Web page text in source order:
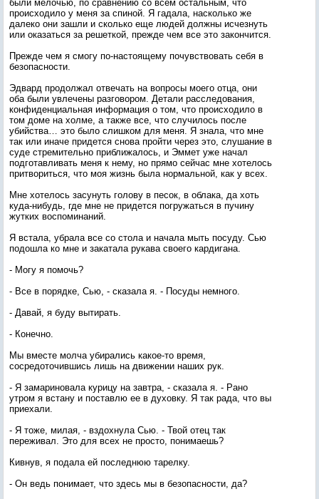
были мелочью, по сравнению со всем остальным, что
происходило у меня за спиной. Я гадала, насколько же
далеко они зашли и сколько еще людей должны исчезнуть
или оказаться за решеткой, прежде чем все это закончится.
Прежде чем я смогу по-настоящему почувствовать себя в
безопасности.
Эдвард продолжал отвечать на вопросы моего отца, они
оба были увлечены разговором. Детали расследования,
конфиденциальная информация о том, что происходило в
том доме на холме, а также все, что случилось после
убийства… это было слишком для меня. Я знала, что мне
так или иначе придется снова пройти через это, слушание в
суде стремительно приближалось, и Эммет уже начал
подготавливать меня к нему, но прямо сейчас мне хотелось
притвориться, что моя жизнь была нормальной, как у всех.
Мне хотелось засунуть голову в песок, в облака, да хоть
куда-нибудь, где мне не придется погружаться в пучину
жутких воспоминаний.
Я встала, убрала все со стола и начала мыть посуду. Сью
подошла ко мне и закатала рукава своего кардигана.
- Могу я помочь?
- Все в порядке, Сью, - сказала я. - Посуды немного.
- Давай, я буду вытирать.
- Конечно.
Мы вместе молча убирались какое-то время,
сосредоточившись лишь на движении наших рук.
- Я замариновала курицу на завтра, - сказала я. - Рано
утром я встану и поставлю ее в духовку. Я так рада, что вы
приехали.
- Я тоже, милая, - вздохнула Сью. - Твой отец так
переживал. Это для всех не просто, понимаешь?
Кивнув, я подала ей последнюю тарелку.
- Он ведь понимает, что здесь мы в безопасности, да?